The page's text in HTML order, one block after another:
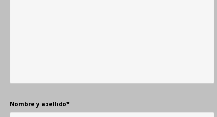
Nombre y apellido*